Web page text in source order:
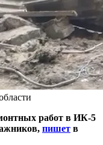
работ в ИК-5
пишет в